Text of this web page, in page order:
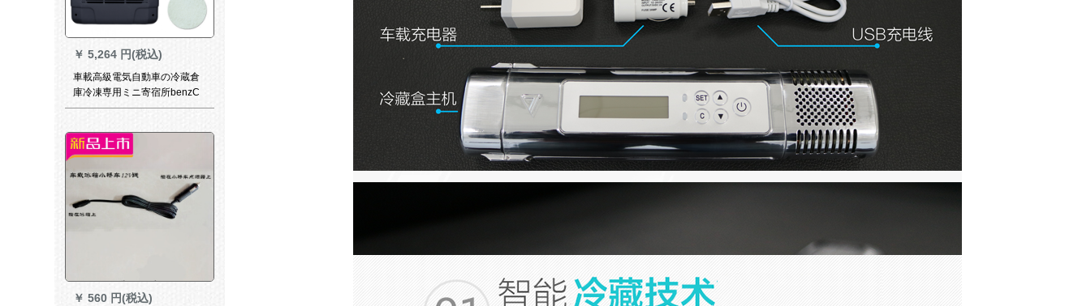
￥ 5,264 円(税込)
車載高級電気自動車の冷蔵倉
庫冷凍専用ミニ寄宿所benzC
級C 180 L C 200 L C 260 L C
￥ 560 円(税込)